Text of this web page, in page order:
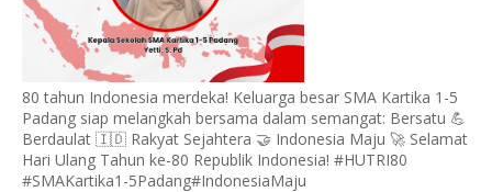
80 tahun Indonesia merdeka! Keluarga besar SMA Kartika 1-5
Padang siap melangkah bersama dalam semangat: Bersatu 💪
Berdaulat 🇮🇩 Rakyat Sejahtera 🤝 Indonesia Maju 🚀 Selamat
Hari Ulang Tahun ke-80 Republik Indonesia! #HUTRI80
#SMAKartika1-5Padang#IndonesiaMaju